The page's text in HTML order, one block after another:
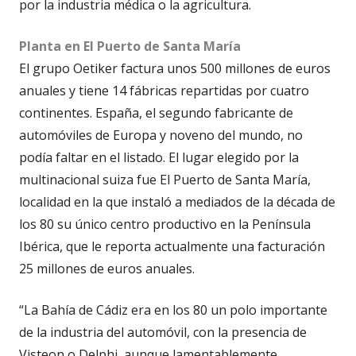
por la industria médica o la agricultura.
Planta en El Puerto de Santa María
El grupo Oetiker factura unos 500 millones de euros
anuales y tiene 14 fábricas repartidas por cuatro
continentes. España, el segundo fabricante de
automóviles de Europa y noveno del mundo, no
podía faltar en el listado. El lugar elegido por la
multinacional suiza fue El Puerto de Santa María,
localidad en la que instaló a mediados de la década de
los 80 su único centro productivo en la Península
Ibérica, que le reporta actualmente una facturación
25 millones de euros anuales.
“La Bahía de Cádiz era en los 80 un polo importante
de la industria del automóvil, con la presencia de